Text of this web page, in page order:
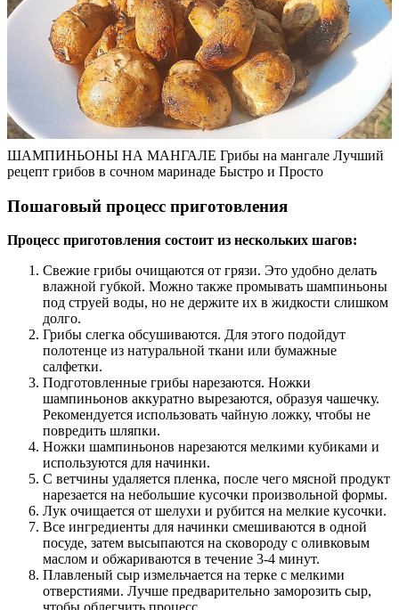
ШАМПИНЬОНЫ НА МАНГАЛЕ Грибы на мангале Лучший
рецепт грибов в сочном маринаде Быстро и Просто
Пошаговый процесс приготовления
Процесс приготовления состоит из нескольких шагов:
Свежие грибы очищаются от грязи. Это удобно делать
влажной губкой. Можно также промывать шампиньоны
под струей воды, но не держите их в жидкости слишком
долго.
Грибы слегка обсушиваются. Для этого подойдут
полотенце из натуральной ткани или бумажные
салфетки.
Подготовленные грибы нарезаются. Ножки
шампиньонов аккуратно вырезаются, образуя чашечку.
Рекомендуется использовать чайную ложку, чтобы не
повредить шляпки.
Ножки шампиньонов нарезаются мелкими кубиками и
используются для начинки.
С ветчины удаляется пленка, после чего мясной продукт
нарезается на небольшие кусочки произвольной формы.
Лук очищается от шелухи и рубится на мелкие кусочки.
Все ингредиенты для начинки смешиваются в одной
посуде, затем высыпаются на сковороду с оливковым
маслом и обжариваются в течение 3-4 минут.
Плавленый сыр измельчается на терке с мелкими
отверстиями. Лучше предварительно заморозить сыр,